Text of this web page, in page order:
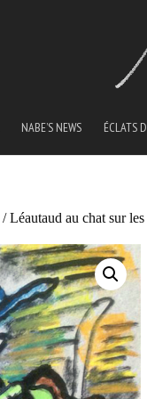
NABE’S NEWS ÉCLATS
/ Léautaud au chat sur